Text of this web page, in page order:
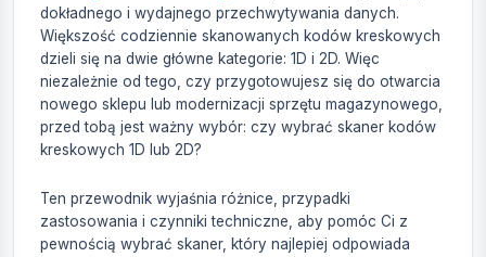
dokładnego i wydajnego przechwytywania danych.
Większość codziennie skanowanych kodów kreskowych
dzieli się na dwie główne kategorie: 1D i 2D. Więc
niezależnie od tego, czy przygotowujesz się do otwarcia
nowego sklepu lub modernizacji sprzętu magazynowego,
przed tobą jest ważny wybór: czy wybrać skaner kodów
kreskowych 1D lub 2D?
Ten przewodnik wyjaśnia różnice, przypadki
zastosowania i czynniki techniczne, aby pomóc Ci z
pewnością wybrać skaner, który najlepiej odpowiada